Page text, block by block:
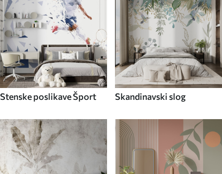
Stenske poslikave Šport Skandinavski slog